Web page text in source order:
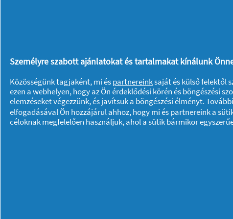
Amikor a mártás besűrűsödött, vegye le
majd egy botmixer segítségével mixelje
vagy befőttesüvegbe amelyet azonnal
a tésztaszószt teljesen kihűlni.
Személyre szabott ajánlatokat és tartalmakat kínálunk
Közösségünk tagjaként, mi éspartnereinksaját és külső felektől
ezen a webhelyen, hogy az Ön érdeklődési körén és böngészési
elemzéseket végezzünk, és javítsuk a böngészési élményt.
elfogadásával Ön hozzájárul ahhoz, hogy mi és partnereink a
céloknak megfelelően használjuk, ahol a sütik bármikor